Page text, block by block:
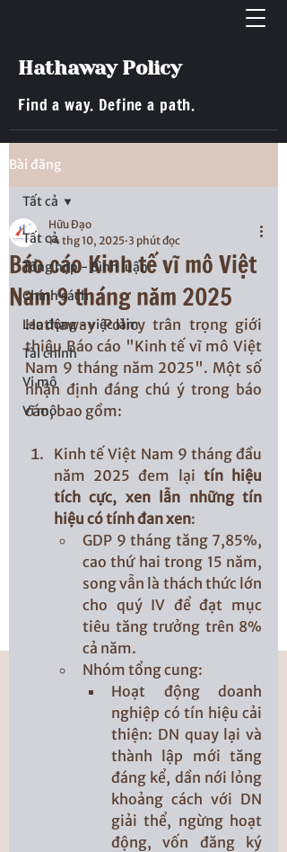
Hathaway Policy
Find a way. Define a path.
Bài đăng
Tất cả
Tổng hợp - Bình luận
Chính sách
Lao động - việc làm
Tài chính
Vi mô
Vĩ mô
Tất cả
Báo cáo Kinh tế vĩ mô Việt
Nam 9 tháng năm 2025
Hữu Đạo
14 thg 10, 2025 3 phút đọc
Hathaway Policy trân trọng giới
thiệu Báo cáo "Kinh tế vĩ mô Việt
Nam 9 tháng năm 2025". Một số
nhận định đáng chú ý trong báo
cáo, bao gồm:
Kinh tế Việt Nam 9 tháng đầu
năm 2025 đem lại tín hiệu
tích cực, xen lẫn những tín
hiệu có tính đan xen:
GDP 9 tháng tăng 7,85%,
cao thứ hai trong 15 năm,
song vẫn là thách thức lớn
cho quý IV để đạt mục
tiêu tăng trưởng trên 8%
cả năm.
Nhóm tổng cung:
Hoạt động doanh
nghiệp có tín hiệu cải
thiện: DN quay lại và
thành lập mới tăng
đáng kể, dần nới lỏng
khoảng cách với DN
giải thể, ngừng hoạt
động, vốn đăng ký